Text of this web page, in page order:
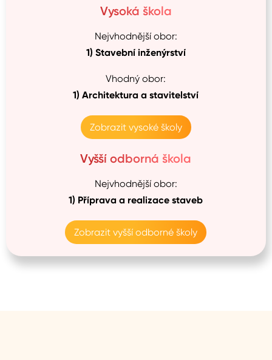
Vysoká škola
Nejvhodnější obor:
1) Stavební inženýrství
Vhodný obor:
1)Architektura a stavitelství
Zobrazit vysoké školy
Vyšší odborná škola
Nejvhodnější obor:
1) Příprava a realizace staveb
Zobrazit vyšší odborné školy